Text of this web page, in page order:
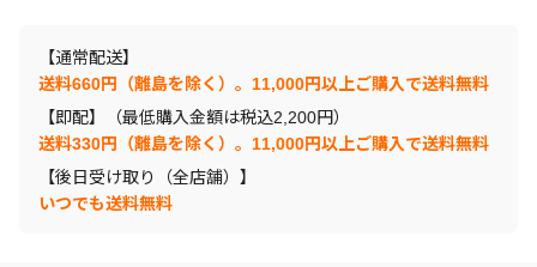
【通常配送】
送料660円（離島を除く）。11,000円以上ご購入で送料無料
【即配】（最低購入金額は税込2,200円）
送料330円（離島を除く）。11,000円以上ご購入で送料無料
【後日受け取り（全店舗）】
いつでも送料無料